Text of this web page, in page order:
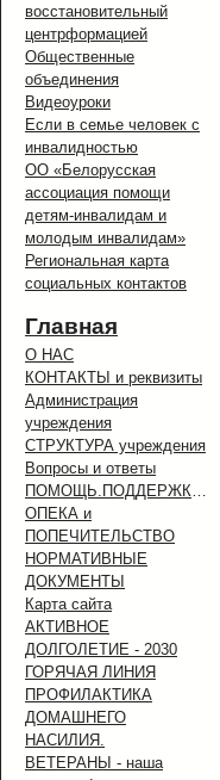
восстановительный
центрформацией
Общественные
объединения
Видеоуроки
Если в семье человек с
инвалидностью
ОО «Белорусская
ассоциация помощи
детям-инвалидам и
молодым инвалидам»
Региональная карта
социальных контактов
Главная
О НАС
КОНТАКТЫ и реквизиты
Администрация
учреждения
СТРУКТУРА учреждения
Вопросы и ответы
ОПЕКА и
ПОПЕЧИТЕЛЬСТВО
НОРМАТИВНЫЕ
ДОКУМЕНТЫ
Карта сайта
АКТИВНОЕ
ДОЛГОЛЕТИЕ - 2030
ГОРЯЧАЯ ЛИНИЯ
ПРОФИЛАКТИКА
ДОМАШНЕГО
НАСИЛИЯ.
ВЕТЕРАНЫ - наша